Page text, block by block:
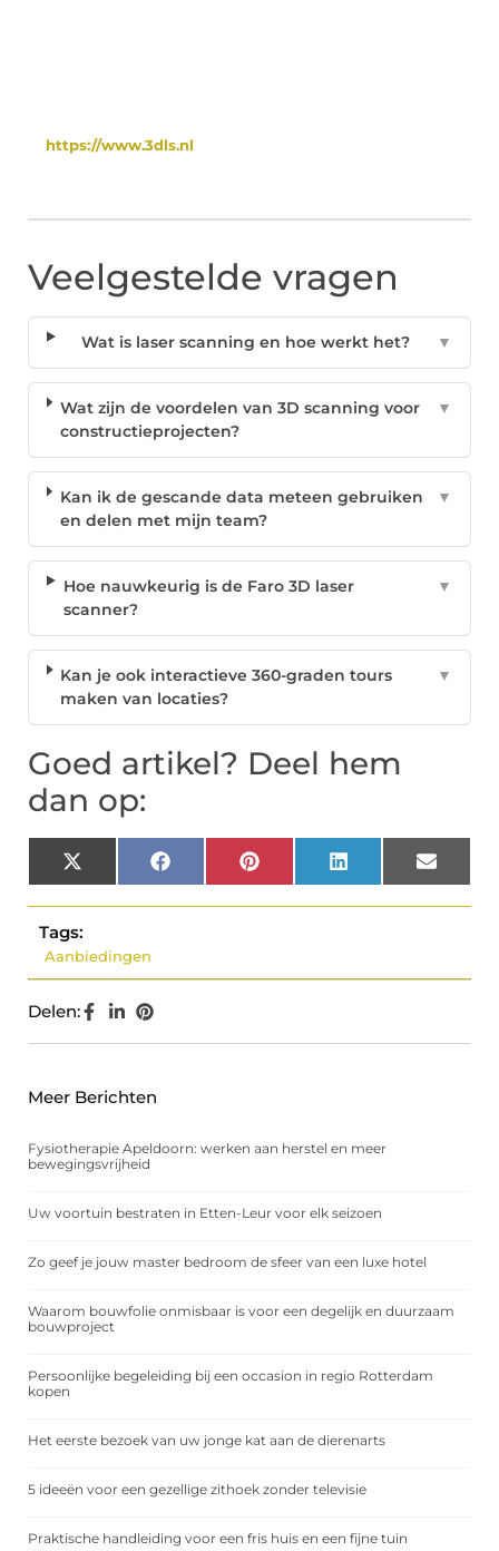
https://www.3dls.nl
Veelgestelde vragen
Wat is laser scanning en hoe werkt het? ▼
Wat zijn de voordelen van 3D scanning voor
constructieprojecten?
▼
Kan ik de gescande data meteen gebruiken
en delen met mijn team?
▼
Hoe nauwkeurig is de Faro 3D laser
scanner?
▼
Kan je ook interactieve 360-graden tours
maken van locaties?
▼
Goed artikel? Deel hem
dan op:
X
(Twitter)
Facebook Pinterest LinkedIn Email
Tags:
Aanbiedingen
Delen:
Meer Berichten
Fysiotherapie Apeldoorn: werken aan herstel en meer
bewegingsvrijheid
Uw voortuin bestraten in Etten-Leur voor elk seizoen
Zo geef je jouw master bedroom de sfeer van een luxe hotel
Waarom bouwfolie onmisbaar is voor een degelijk en duurzaam
bouwproject
Persoonlijke begeleiding bij een occasion in regio Rotterdam
kopen
Het eerste bezoek van uw jonge kat aan de dierenarts
5 ideeën voor een gezellige zithoek zonder televisie
Praktische handleiding voor een fris huis en een fijne tuin